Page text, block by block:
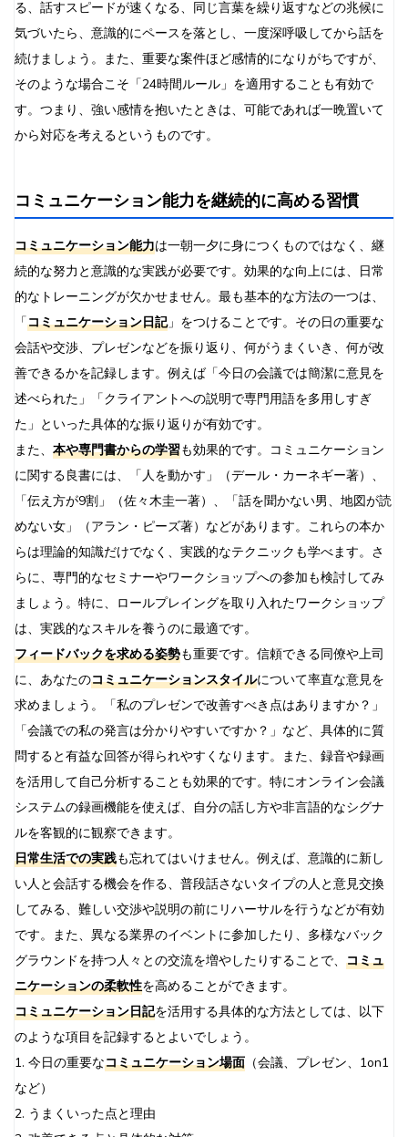
る、話すスピードが速くなる、同じ言葉を繰り返すなどの兆候に
気づいたら、意識的にペースを落とし、一度深呼吸してから話を
続けましょう。また、重要な案件ほど感情的になりがちですが、
そのような場合こそ「24時間ルール」を適用することも有効で
す。つまり、強い感情を抱いたときは、可能であれば一晩置いて
から対応を考えるというものです。
コミュニケーション能力を継続的に高める習慣
コミュニケーション能力は一朝一夕に身につくものではなく、継
続的な努力と意識的な実践が必要です。効果的な向上には、日常
的なトレーニングが欠かせません。最も基本的な方法の一つは、
「コミュニケーション日記」をつけることです。その日の重要な
会話や交渉、プレゼンなどを振り返り、何がうまくいき、何が改
善できるかを記録します。例えば「今日の会議では簡潔に意見を
述べられた」「クライアントへの説明で専門用語を多用しすぎ
た」といった具体的な振り返りが有効です。
また、 本や専門書からの学習も効果的です。コミュニケーション
に関する良書には、「人を動かす」（デール・カーネギー著）、
「伝え方が9割」（佐々木圭一著）、「話を聞かない男、地図が読
めない女」（アラン・ピーズ著）などがあります。これらの本か
らは理論的知識だけでなく、実践的なテクニックも学べます。さ
らに、専門的なセミナーやワークショップへの参加も検討してみ
ましょう。特に、ロールプレイングを取り入れたワークショップ
は、実践的なスキルを養うのに最適です。
フィードバックを求める姿勢も重要です。信頼できる同僚や上司
に、あなたのコミュニケーションスタイルについて率直な意見を
求めましょう。「私のプレゼンで改善すべき点はありますか？」
「会議での私の発言は分かりやすいですか？」など、具体的に質
問すると有益な回答が得られやすくなります。また、録音や録画
を活用して自己分析することも効果的です。特にオンライン会議
システムの録画機能を使えば、自分の話し方や非言語的なシグナ
ルを客観的に観察できます。
日常生活での実践も忘れてはいけません。例えば、意識的に新し
い人と会話する機会を作る、普段話さないタイプの人と意見交換
してみる、難しい交渉や説明の前にリハーサルを行うなどが有効
です。また、異なる業界のイベントに参加したり、多様なバック
グラウンドを持つ人々との交流を増やしたりすることで、 コミュ
ニケーションの柔軟性を高めることができます。
コミュニケーション日記を活用する具体的な方法としては、以下
のような項目を記録するとよいでしょう。
1. 今日の重要なコミュニケーション場面 （会議、プレゼン、1on1
など）
2. うまくいった点と理由